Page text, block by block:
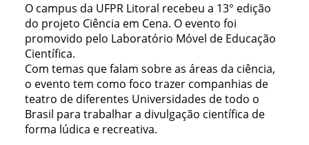
O campus da UFPR Litoral recebeu a 13° edição
do projeto Ciência em Cena. O evento foi
promovido pelo Laboratório Móvel de Educação
Científica.
Com temas que falam sobre as áreas da ciência,
o evento tem como foco trazer companhias de
teatro de diferentes Universidades de todo o
Brasil para trabalhar a divulgação científica de
forma lúdica e recreativa.